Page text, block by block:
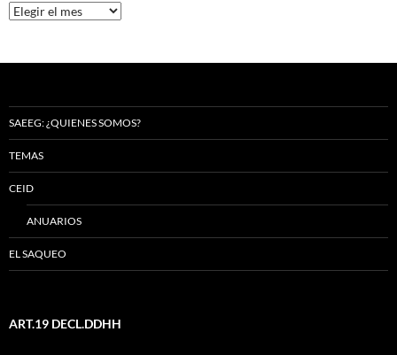
Archivos
SAEEG: ¿QUIENES SOMOS?
TEMAS
CEID
ANUARIOS
EL SAQUEO
ART.19 DECL.DDHH